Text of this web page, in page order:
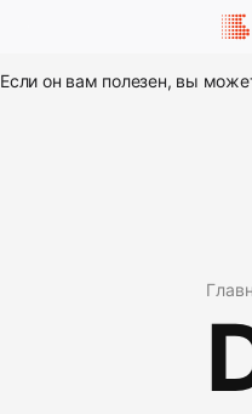
Если он вам полезен, вы